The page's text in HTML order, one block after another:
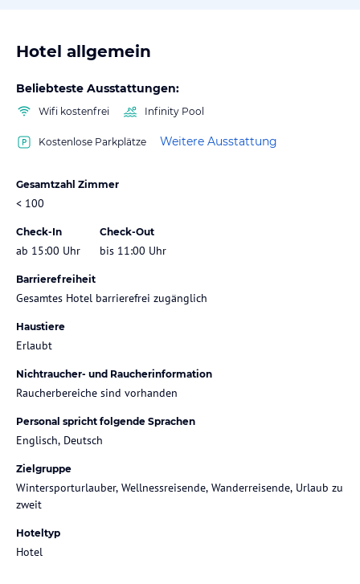
Hotel allgemein
Beliebteste Ausstattungen:
Wifi kostenfrei Infinity Pool
Kostenlose Parkplätze Weitere Ausstattung
Gesamtzahl Zimmer
< 100
Check-In
ab 15:00 Uhr
Check-Out
bis 11:00 Uhr
Barrierefreiheit
Gesamtes Hotel barrierefrei zugänglich
Haustiere
Erlaubt
Nichtraucher- und Raucherinformation
Raucherbereiche sind vorhanden
Personal spricht folgende Sprachen
Englisch, Deutsch
Zielgruppe
Wintersporturlauber, Wellnessreisende, Wanderreisende, Urlaub zu
zweit
Hoteltyp
Hotel